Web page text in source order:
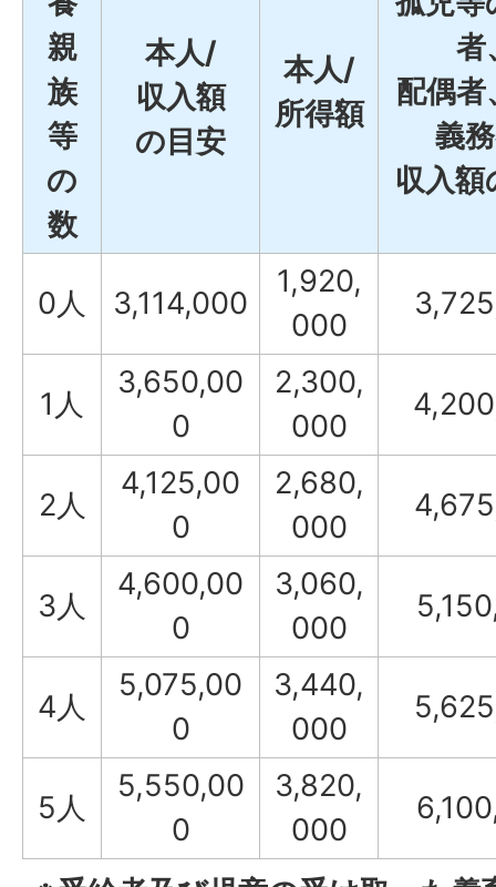
親
族
等
の
数
本人/
収入額
の目安
本人/
所得額
者
配偶者
義
収入額
0人 3,114,000
1,920,
000
1人
3,650,00
0
2,300,
000
2人
4,125,00
0
2,680,
000
3人
4,600,00
0
3,060,
000
4人
5,075,00
0
3,440,
000
5人
5,550,00
0
3,820,
000